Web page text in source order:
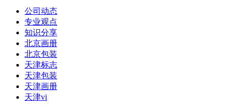
公司动态
专业观点
知识分享
北京画册
北京包装
天津标志
天津包装
天津画册
天津vi